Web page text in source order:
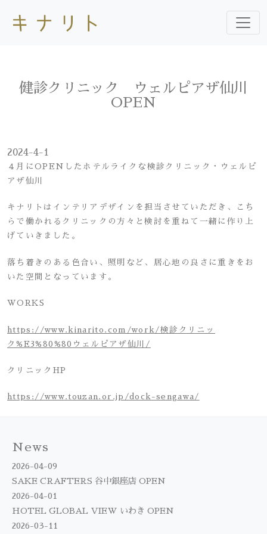
健診クリニック ウェルピアザ仙川
OPEN
2024-4-1
４月にOPENしたホテルライクな検診クリニック・ウェルピ
アザ仙川
キナリトはインテリアデザインを担当させていただき、こち
らで働かれるクリニックの方々と検討を重ねて一緒に作り上
げていきました。
落ち着きのある色合い、照明など、居心地の良さに重きをお
いた空間となっています。
WORKS
https://www.kinarito.com/work/検診クリニッ
ク%E3%80%80ウェルピアザ仙川/
クリニックHP
https://www.touzan.or.jp/dock-sengawa/
News
2026-04-09
SAKE CRAFTERS 谷中銀座店 OPEN
2026-04-01
HOTEL GLOBAL VIEW いわき OPEN
2026-03-11